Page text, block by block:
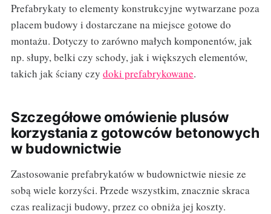
Prefabrykaty to elementy konstrukcyjne wytwarzane poza
placem budowy i dostarczane na miejsce gotowe do
montażu. Dotyczy to zarówno małych komponentów, jak
np. słupy, belki czy schody, jak i większych elementów,
takich jak ściany czy doki prefabrykowane.
Szczegółowe omówienie plusów
korzystania z gotowców betonowych
w budownictwie
Zastosowanie prefabrykatów w budownictwie niesie ze
sobą wiele korzyści. Przede wszystkim, znacznie skraca
czas realizacji budowy, przez co obniża jej koszty.